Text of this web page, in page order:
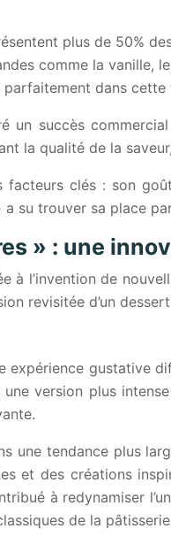
plus de 50%
comme la
parfaitement dans
un succès
la qualité de la
clés : son
a su trouver sa place
» : une
à l’invention de
revisitée d’un
expérience gustative
version plus
une tendance plus
et des créations
à redynamiser
de la